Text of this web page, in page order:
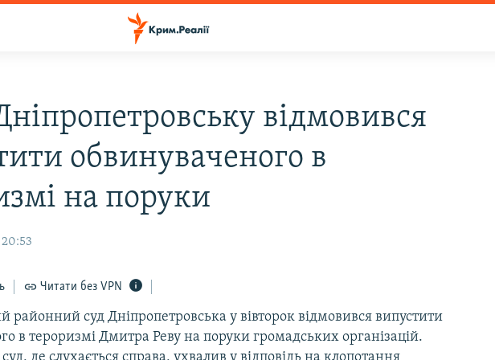
відмовився
обвинуваченого в
на поруки
20:53
Читати без VPN
районний суд Дніпропетровська у вівторок відмовився випустити
в тероризмі Дмитра Реву на поруки громадських організацій.